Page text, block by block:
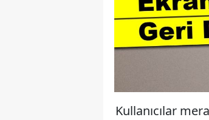
Kullanıcılar